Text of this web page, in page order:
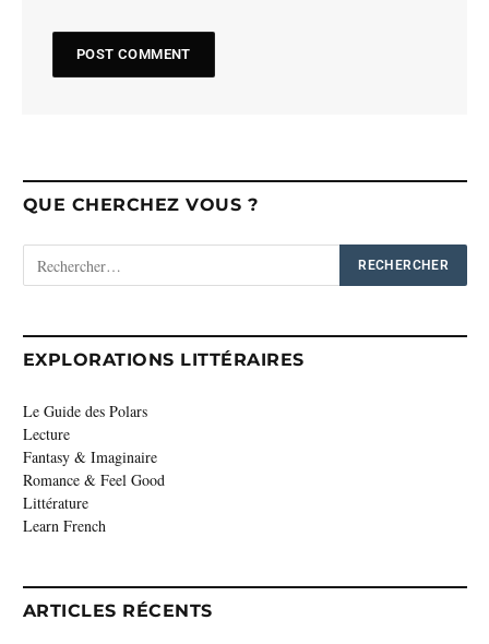
QUE CHERCHEZ VOUS ?
EXPLORATIONS LITTÉRAIRES
Le Guide des Polars
Lecture
Fantasy & Imaginaire
Romance & Feel Good
Littérature
Learn French
ARTICLES RÉCENTS